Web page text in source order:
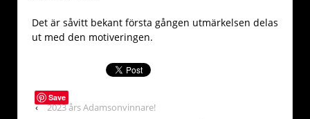
Det är såvitt bekant första gången utmärkelsen delas
ut med den motiveringen.
Save
‹ 2023 års Adamsonvinnare!